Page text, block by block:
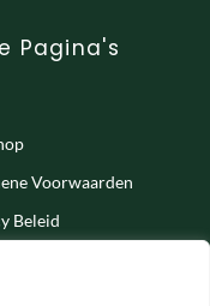
Pagina's
Voorwaarden
Beleid